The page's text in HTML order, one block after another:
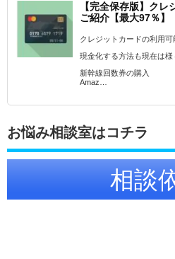
【完全保存版】ク
ご紹介【最大97％】
クレジットカードの利用可
現金化する方法も現在は様
新幹線回数券の購入
Amaz…
お悩み相談室はコチラ
相談